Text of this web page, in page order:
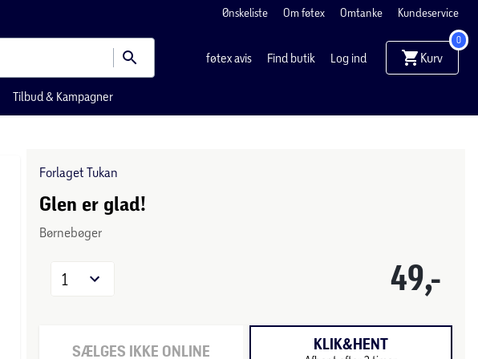
Ønskeliste Om føtex Omtanke Kundeservice
føtex avis Find butik Log ind Kurv
0
Tilbud & Kampagner
Forlaget Tukan
Glen er glad!
Børnebøger
49,-
1
SÆLGES IKKE ONLINE KLIK&HENT